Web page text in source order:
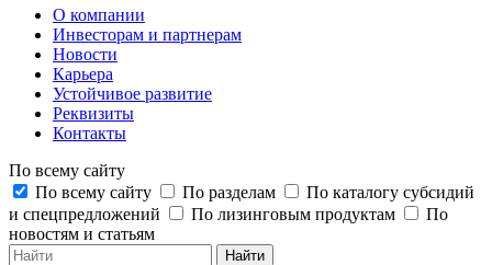
О компании
Инвесторам и партнерам
Новости
Карьера
Устойчивое развитие
Реквизиты
Контакты
По всему сайту
По всему сайту
По разделам
По каталогу субсидий
и спецпредложений
По лизинговым продуктам
По
новостям и статьям
Найти